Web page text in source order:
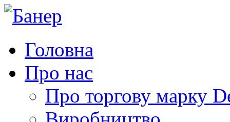
Головна
Про нас
Про торгову марку